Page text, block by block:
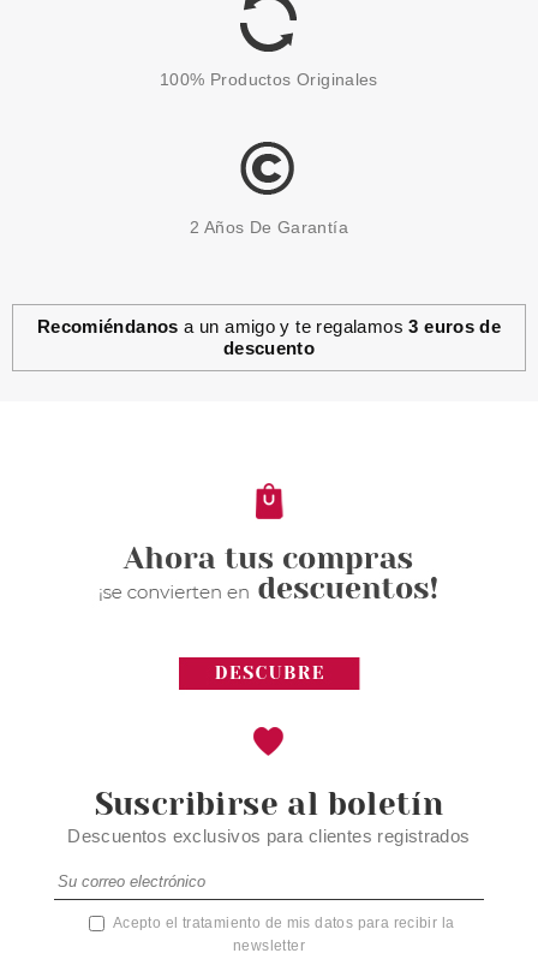
2.99€
CATRICE
2.75€
100% Productos Originales
2 Años De Garantía
Recomiéndanos a un amigo y te regalamos3 euros de
descuento
Suscribirse al boletín
Descuentos exclusivos para clientes registrados
Acepto el tratamiento de mis datos para recibir la
newsletter